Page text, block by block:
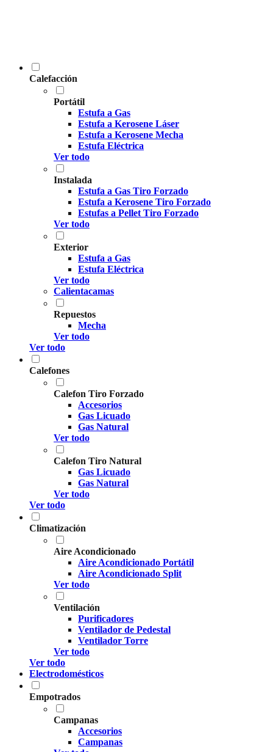
Calefacción
Portátil
Estufa a Gas
Estufa a Kerosene Láser
Estufa a Kerosene Mecha
Estufa Eléctrica
Ver todo
Instalada
Estufa a Gas Tiro Forzado
Estufa a Kerosene Tiro Forzado
Estufas a Pellet Tiro Forzado
Ver todo
Exterior
Estufa a Gas
Estufa Eléctrica
Ver todo
Calientacamas
Repuestos
Mecha
Ver todo
Ver todo
Calefones
Calefon Tiro Forzado
Accesorios
Gas Licuado
Gas Natural
Ver todo
Calefon Tiro Natural
Gas Licuado
Gas Natural
Ver todo
Ver todo
Climatización
Aire Acondicionado
Aire Acondicionado Portátil
Aire Acondicionado Split
Ver todo
Ventilación
Purificadores
Ventilador de Pedestal
Ventilador Torre
Ver todo
Ver todo
Electrodomésticos
Empotrados
Campanas
Accesorios
Campanas